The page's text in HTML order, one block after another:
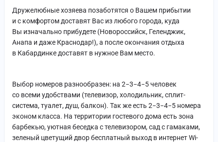
Дружелюбные хозяева позаботятся о Вашем прибытии
и с комфортом доставят Вас из любого города, куда
Вы изначально прибудете (Новороссийск, Геленджик,
Анапа и даже Краснодар!), а после окончания отдыха
в Кабардинке доставят в нужное Вам место.
Выбор номеров разнообразен: на 2−3−4−5 человек
со всеми удобствами (телевизор, холодильник, сплит-
система, туалет, душ, балкон). Так же есть 2−3−4−5 номера
эконом класса. На территории гостевого дома есть зона
барбекью, уютная беседка с телевизором, сад с гамаками,
зеленый цветущий двор бесплатный выход в интернет Wi-